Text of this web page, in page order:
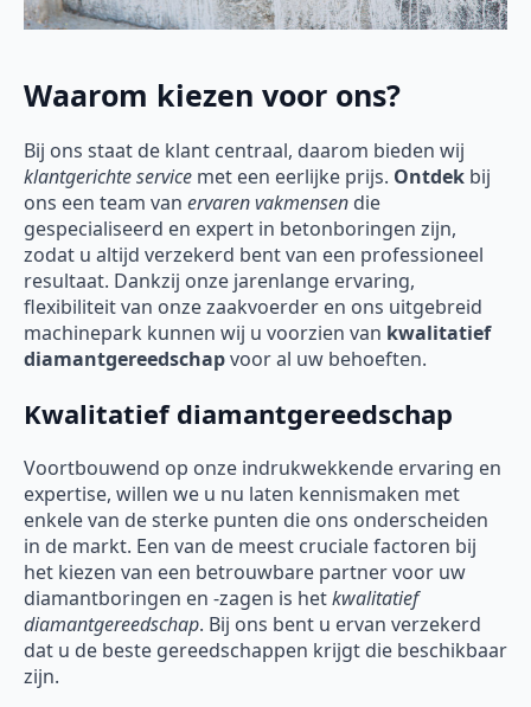
Waarom kiezen voor ons?
Bij ons staat de klant centraal, daarom bieden wij
klantgerichte service met een eerlijke prijs. Ontdek bij
ons een team van ervaren vakmensen die
gespecialiseerd en expert in betonboringen zijn,
zodat u altijd verzekerd bent van een professioneel
resultaat. Dankzij onze jarenlange ervaring,
flexibiliteit van onze zaakvoerder en ons uitgebreid
machinepark kunnen wij u voorzien van kwalitatief
diamantgereedschapvoor al uw behoeften.
Kwalitatief diamantgereedschap
Voortbouwend op onze indrukwekkende ervaring en
expertise, willen we u nu laten kennismaken met
enkele van de sterke punten die ons onderscheiden
in de markt. Een van de meest cruciale factoren bij
het kiezen van een betrouwbare partner voor uw
diamantboringen en -zagen is hetkwalitatief
diamantgereedschap. Bij ons bent u ervan verzekerd
dat u de beste gereedschappen krijgt die beschikbaar
zijn.